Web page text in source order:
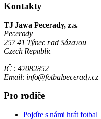
Kontakty
TJ Jawa Pecerady, z.s.
Pecerady
257 41 Týnec nad Sázavou
Czech Republic
IČ : 47082852
Email: info@fotbalpecerady.cz
Pro rodiče
Pojďte s námi hrát fotbal